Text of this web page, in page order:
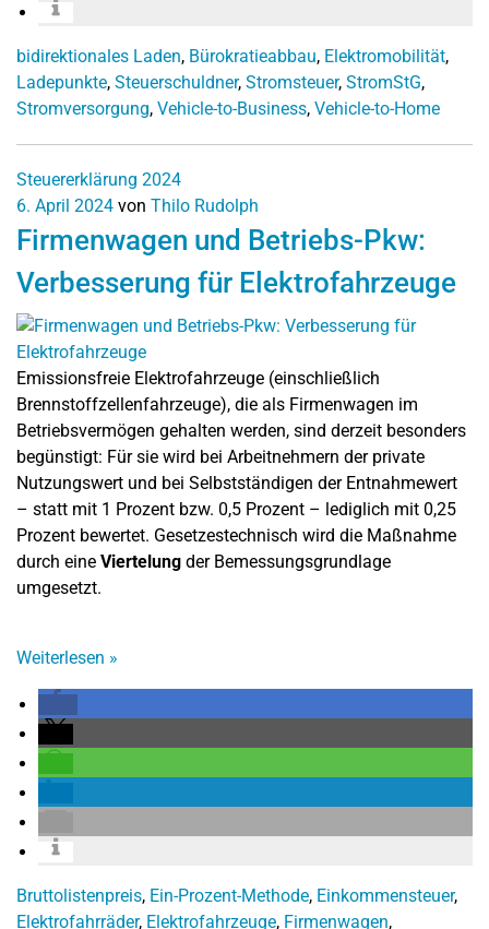
bidirektionales Laden, Bürokratieabbau, Elektromobilität,
Ladepunkte, Steuerschuldner, Stromsteuer, StromStG,
Stromversorgung, Vehicle-to-Business, Vehicle-to-Home
Steuererklärung 2024
6. April 2024 von Thilo Rudolph
Firmenwagen und Betriebs-Pkw:
Verbesserung für Elektrofahrzeuge
Emissionsfreie Elektrofahrzeuge (einschließlich
Brennstoffzellenfahrzeuge), die als Firmenwagen im
Betriebsvermögen gehalten werden, sind derzeit besonders
begünstigt: Für sie wird bei Arbeitnehmern der private
Nutzungswert und bei Selbstständigen der Entnahmewert
– statt mit 1 Prozent bzw. 0,5 Prozent – lediglich mit 0,25
Prozent bewertet. Gesetzestechnisch wird die Maßnahme
durch eine Viertelung der Bemessungsgrundlage
umgesetzt.
Weiterlesen »
Bruttolistenpreis, Ein-Prozent-Methode, Einkommensteuer,
Elektrofahrräder, Elektrofahrzeuge, Firmenwagen,